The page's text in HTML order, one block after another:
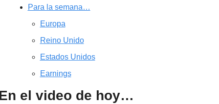
Para la semana…
Europa
Reino Unido
Estados Unidos
Earnings
el video de hoy…